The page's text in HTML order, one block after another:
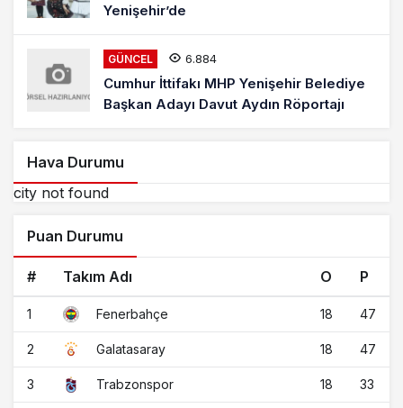
Yenişehir’de
GÜNCEL 6.884
Cumhur İttifakı MHP Yenişehir Belediye
Başkan Adayı Davut Aydın Röportajı
Hava Durumu
city not found
Puan Durumu
# Takım Adı O P
1 Fenerbahçe 18 47
2 Galatasaray 18 47
3 Trabzonspor 18 33